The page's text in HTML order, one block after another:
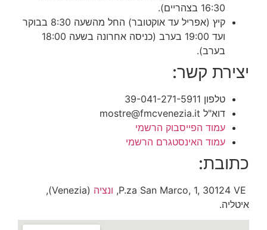
16:30 בצהריים).
קיץ (אפריל עד אוקטובר)
החל מהשעה 8:30 בבוקר
ועד
19:00 בערב (כניסה אחרונה בשעה 18:00
בערב).
יצירת קשר:
טלפון 39-041-271-5911
דוא"ל mostre@fmcvenezia.it
עמוד הפייסבוק הרשמי
עמוד האינסטגרם הרשמי
כתובת:
ונציה
(Venezia),
איטליה.